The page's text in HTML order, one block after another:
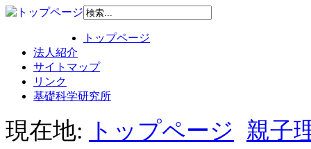
トップページ
法人紹介
サイトマップ
リンク
基礎科学研究所
現在地: トップページ
親子